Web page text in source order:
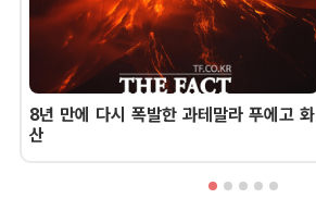
8년 만에 다시 폭발한 과테말라 푸에고 화
산